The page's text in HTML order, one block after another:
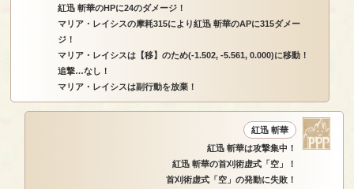
紅迅 斬華のHPに24のダメージ！
マリア・レイシスの摩耗315により紅迅 斬華のAPに315ダメー
ジ！
マリア・レイシスは【移】のため(-1.502, -5.561, 0.000)に移動！
追撃…なし！
マリア・レイシスは副行動を放棄！
紅迅 斬華
紅迅 斬華は攻撃集中！
紅迅 斬華の首刈術虚式「空」！
首刈術虚式「空」の発動に失敗！